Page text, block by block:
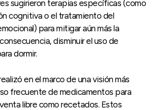
sugirieron terapias específicas (como
cognitiva o el tratamiento del
para mitigar aún más la
disminuir el uso de
dormir.
en el marco de una visión más
frecuente de medicamentos para
libre como recetados. Estos